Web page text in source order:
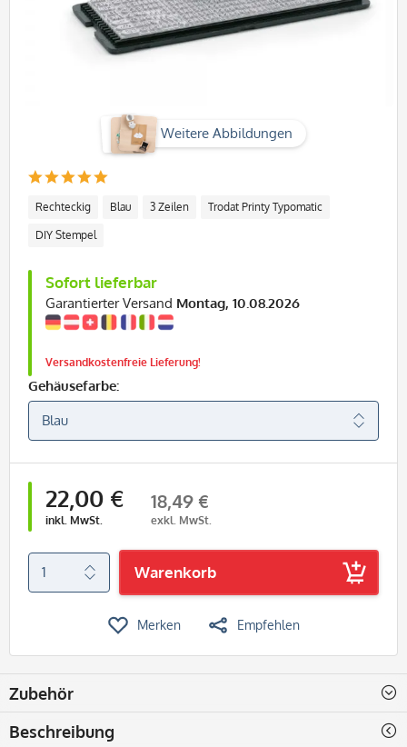
Weitere Abbildungen
Rechteckig Blau 3 Zeilen Trodat Printy Typomatic
DIY Stempel
Sofort lieferbar
Garantierter Versand Montag, 10.08.2026
Versandkostenfreie Lieferung!
Gehäusefarbe:
22,00 €
inkl. MwSt.
18,49 €
exkl. MwSt.
Warenkorb
Merken Empfehlen
Zubehör
Beschreibung